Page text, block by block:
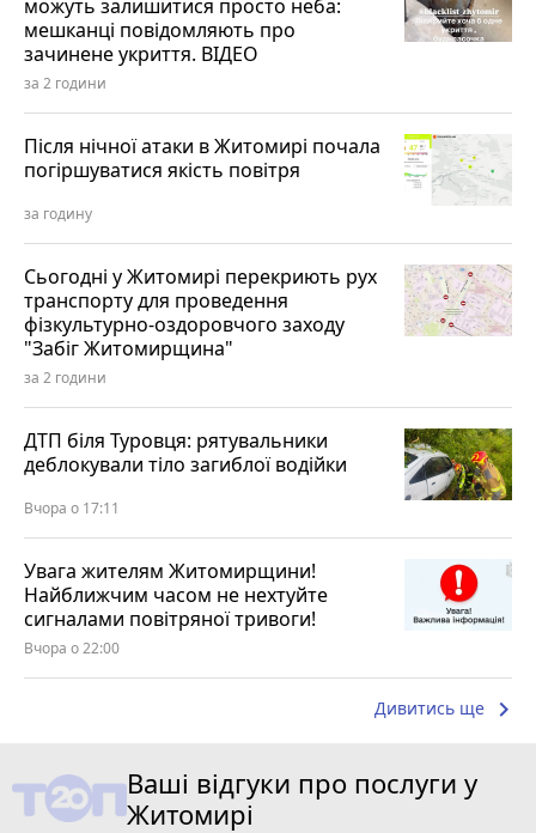
можуть залишитися просто неба:
мешканці повідомляють про
зачинене укриття. ВІДЕО
за 2 години
Після нічної атаки в Житомирі почала
погіршуватися якість повітря
за годину
Сьогодні у Житомирі перекриють рух
транспорту для проведення
фізкультурно-оздоровчого заходу
"Забіг Житомирщина"
за 2 години
ДТП біля Туровця: рятувальники
деблокували тіло загиблої водійки
Вчора о 17:11
Увага жителям Житомирщини!
Найближчим часом не нехтуйте
сигналами повітряної тривоги!
Вчора о 22:00
Дивитись ще keyboard_arrow_right
Ваші відгуки про послуги у
Житомирі